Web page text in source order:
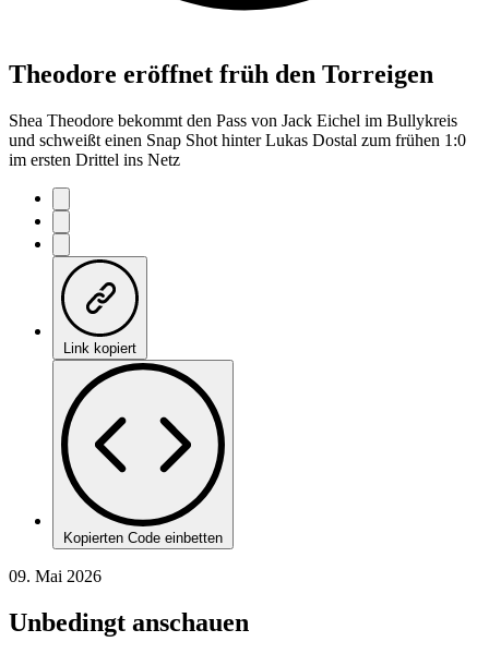
Theodore eröffnet früh den Torreigen
Shea Theodore bekommt den Pass von Jack Eichel im Bullykreis
und schweißt einen Snap Shot hinter Lukas Dostal zum frühen 1:0
im ersten Drittel ins Netz
Link kopiert
Kopierten Code einbetten
09. Mai 2026
Unbedingt anschauen